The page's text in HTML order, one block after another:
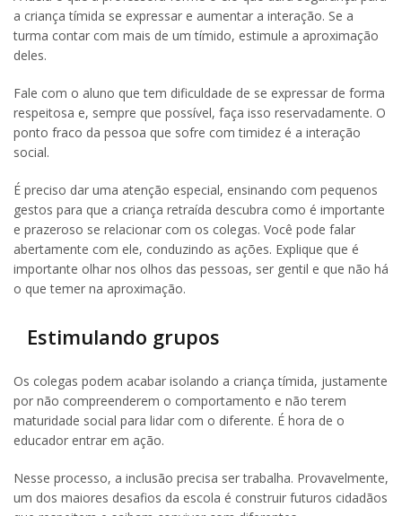
a criança tímida se expressar e aumentar a interação. Se a
turma contar com mais de um tímido, estimule a aproximação
deles.
Fale com o aluno que tem dificuldade de se expressar de forma
respeitosa e, sempre que possível, faça isso reservadamente. O
ponto fraco da pessoa que sofre com timidez é a interação
social.
É preciso dar uma atenção especial, ensinando com pequenos
gestos para que a criança retraída descubra como é importante
e prazeroso se relacionar com os colegas. Você pode falar
abertamente com ele, conduzindo as ações. Explique que é
importante olhar nos olhos das pessoas, ser gentil e que não há
o que temer na aproximação.
Estimulando grupos
Os colegas podem acabar isolando a criança tímida, justamente
por não compreenderem o comportamento e não terem
maturidade social para lidar com o diferente. É hora de o
educador entrar em ação.
Nesse processo, a inclusão precisa ser trabalha. Provavelmente,
um dos maiores desafios da escola é construir futuros cidadãos